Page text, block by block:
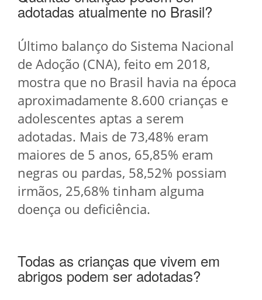
adotadas atualmente no Brasil?
Último balanço do Sistema Nacional
de Adoção (CNA), feito em 2018,
mostra que no Brasil havia na época
aproximadamente 8.600 crianças e
adolescentes aptas a serem
adotadas. Mais de 73,48% eram
maiores de 5 anos, 65,85% eram
negras ou pardas, 58,52% possiam
irmãos, 25,68% tinham alguma
doença ou deficiência.
Todas as crianças que vivem em
abrigos podem ser adotadas?